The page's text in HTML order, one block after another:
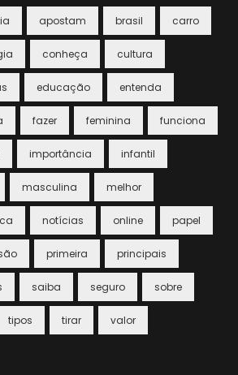
apostam brasil carro
conheça cultura
educação entenda
fazer feminina funciona
importância infantil
masculina melhor
notícias online papel
primeira principais
saiba seguro sobre
tipos tirar valor